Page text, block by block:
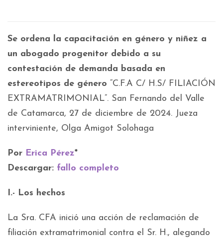
Se ordena la capacitación en género y niñez a
un abogado progenitor debido a su
contestación de demanda basada en
estereotipos de género “C.F.A C/ H.S/ FILIACIÓN
EXTRAMATRIMONIAL”. San Fernando del Valle
de Catamarca, 27 de diciembre de 2024. Jueza
interviniente, Olga Amigot Solohaga
Por Erica Pérez*
Descargar: fallo completo
I.- Los hechos
La Sra. CFA inició una acción de reclamación de
filiación extramatrimonial contra el Sr. H., alegando